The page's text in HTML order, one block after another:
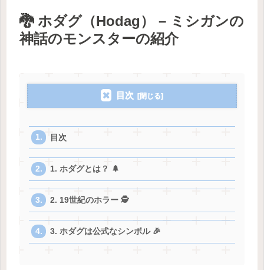
🐉 ホダグ（Hodag） – ミシガンの
神話のモンスターの紹介
目次
目次
1. ホダグとは？ 🌲
2. 19世紀のホラー 🕵️
3. ホダグは公式なシンボル 🎉